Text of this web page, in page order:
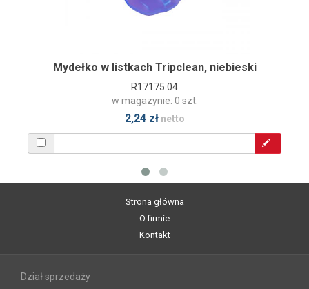
Mydełko w listkach Tripclean, niebieski
R17175.04
w magazynie: 0 szt.
2,24 złnetto
Strona główna
O firmie
Kontakt
Dział sprzedaży